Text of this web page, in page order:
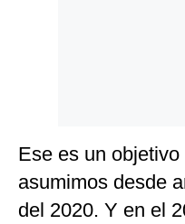
Ese es un
asumimos desde
del 2020. Y en el